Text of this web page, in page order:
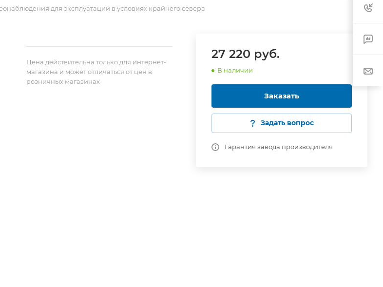
для эксплуатации в условиях крайнего севера
27 220 руб.
В наличии
Заказать
Задать вопрос
Гарантия завода производителя
Цена действительна только для интернет-
магазина и может отличаться от цен в
розничных магазинах